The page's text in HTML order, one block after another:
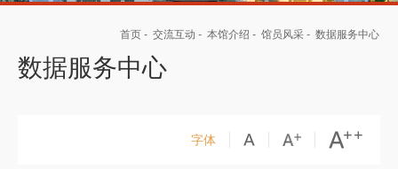
首页 - 交流互动 - 本馆介绍 - 馆员风采 - 数据服务中心
数据服务中心
字体